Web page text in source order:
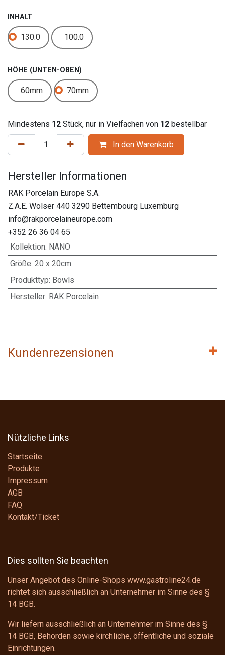
INHALT
130.0 100.0
HÖHE (UNTEN-OBEN)
60mm 70mm
Mindestens 12 Stück, nur in Vielfachen von 12 bestellbar
In den Warenkorb
Hersteller Informationen
RAK Porcelain Europe S.A.
Z.A.E. Wolser 440 3290 Bettembourg Luxemburg
info@rakporcelaineurope.com
+352 26 36 04 65
Kollektion: NANO
Größe: 20 x 20cm
Produkttyp: Bowls
Hersteller: RAK Porcelain
Kundenrezensionen
Nützliche Links
Startseite
Produkte
Impressum
AGB
FAQ
Kontakt/Ticket
Dies sollten Sie beachten
Unser Angebot des Online-Shops www.gastroline24.de
richtet sich ausschließlich an Unternehmer im Sinne des §
14 BGB.
Wir liefern ausschließlich an Unternehmer im Sinne des §
14 BGB, Behörden sowie kirchliche, öffentliche und soziale
Einrichtungen.